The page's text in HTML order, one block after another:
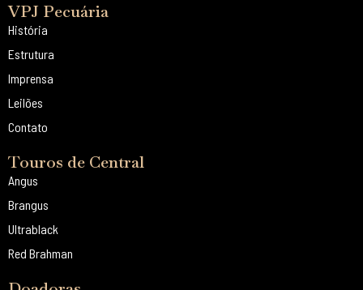
VPJ Pecuária
História
Estrutura
Imprensa
Leilões
Contato
Touros de Central
Angus
Brangus
Ultrablack
Red Brahman